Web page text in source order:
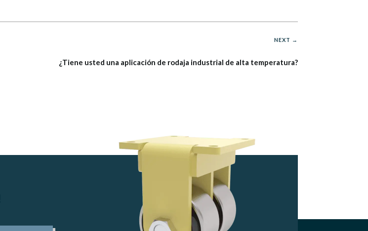
NEXT →
¿Tiene usted una aplicación de rodaja industrial de alta temperatura?